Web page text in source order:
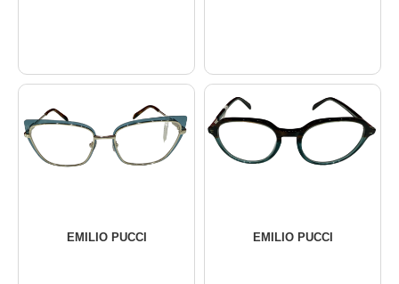
EMILIO PUCCI EMILIO PUCCI